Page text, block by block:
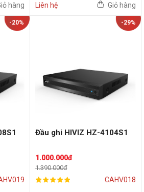
hàng Liên hệ Giỏ hàng
-20% -29%
Đầu ghi HIVIZ HZ-4104S1
1.000.000đ
1.390.000đ
CAHV018